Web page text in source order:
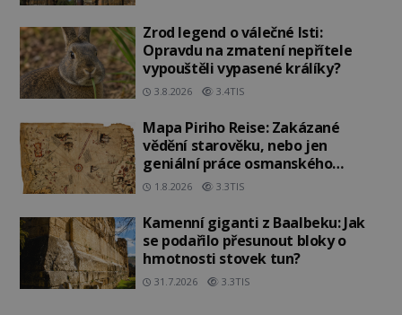
Zrod legend o válečné lsti:
Opravdu na zmatení nepřítele
vypouštěli vypasené králíky?
3.8.2026 3.4TIS
Mapa Piriho Reise: Zakázané
vědění starověku, nebo jen
geniální práce osmanského
admirála?
1.8.2026 3.3TIS
Kamenní giganti z Baalbeku: Jak
se podařilo přesunout bloky o
hmotnosti stovek tun?
31.7.2026 3.3TIS